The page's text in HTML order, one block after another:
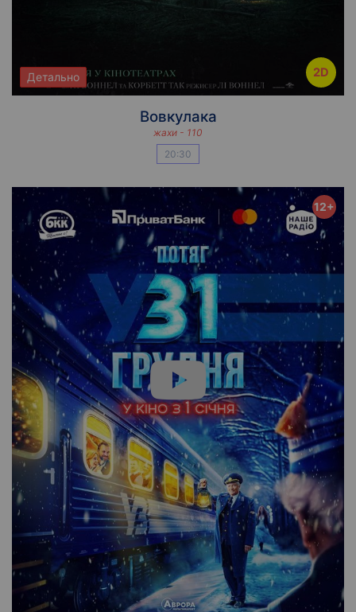
2D
Детально
Вовкулака
жахи - 110
20:30
12+